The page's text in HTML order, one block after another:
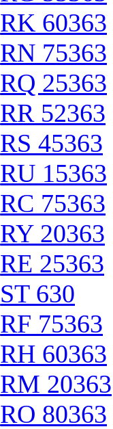
RK 60363
RN 75363
RQ 25363
RR 52363
RS 45363
RU 15363
RC 75363
RY 20363
RE 25363
ST 630
RF 75363
RH 60363
RM 20363
RO 80363